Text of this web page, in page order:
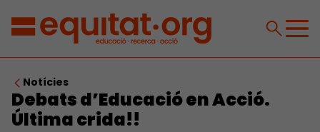
Notícies
Debats d’Educació en Acció.
Última crida!!